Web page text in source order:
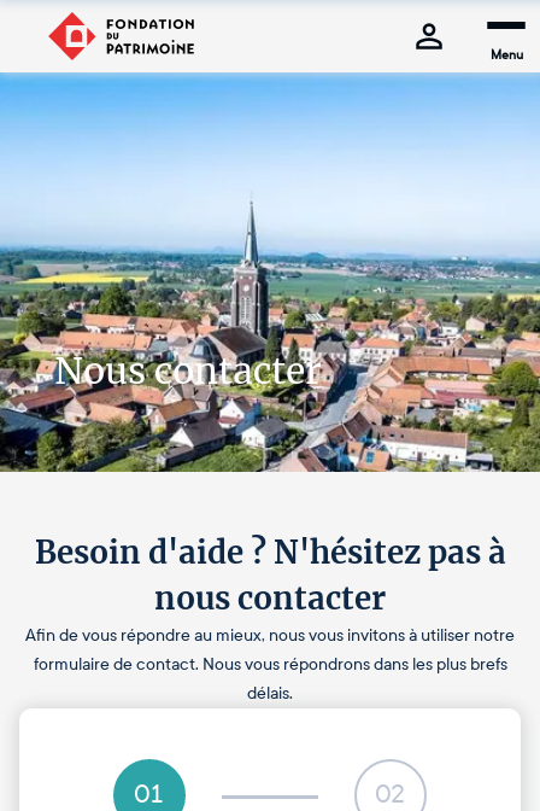
Menu
Nous contacter
Besoin d'aide ? N'hésitez pas à
nous contacter
Afin de vous répondre au mieux, nous vous invitons à utiliser notre
formulaire de contact. Nous vous répondrons dans les plus brefs
délais.
01 02